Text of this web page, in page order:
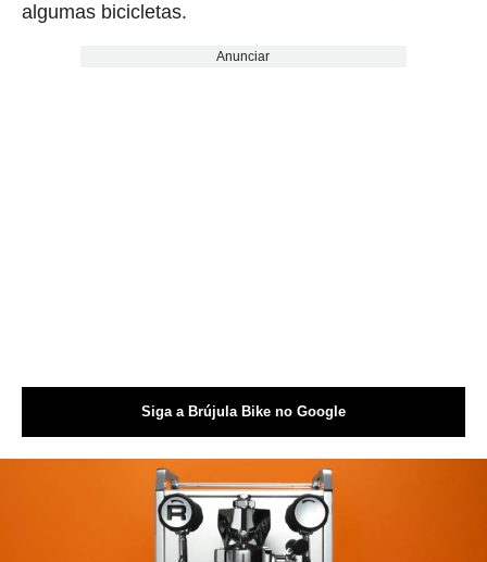
algumas bicicletas.
Anunciar
Siga a Brújula Bike no Google